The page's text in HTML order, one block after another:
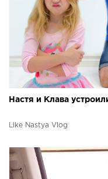
Настя и Клава
Like Nastya Vlog